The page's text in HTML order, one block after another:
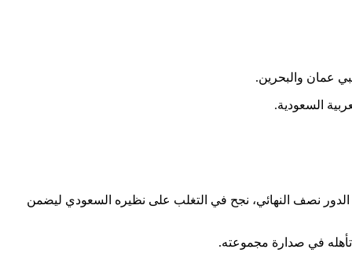
الدور نصف النهائي، نجح في التغلب على نظيره السعودي ليضمن
تأهله في صدارة مجموعته.